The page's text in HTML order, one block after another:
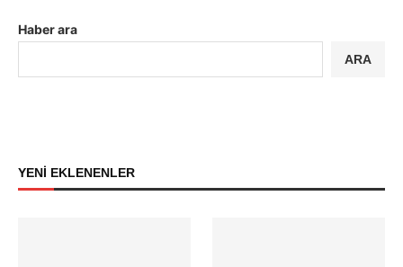
Haber ara
ARA
YENİ EKLENENLER